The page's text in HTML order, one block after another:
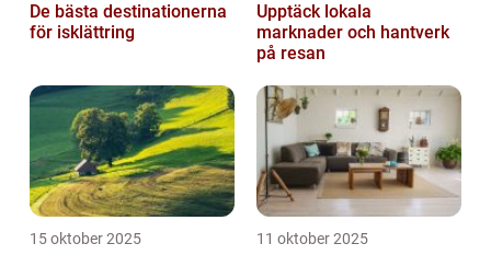
De bästa destinationerna
för isklättring
Upptäck lokala
marknader och hantverk
på resan
15 oktober 2025 11 oktober 2025